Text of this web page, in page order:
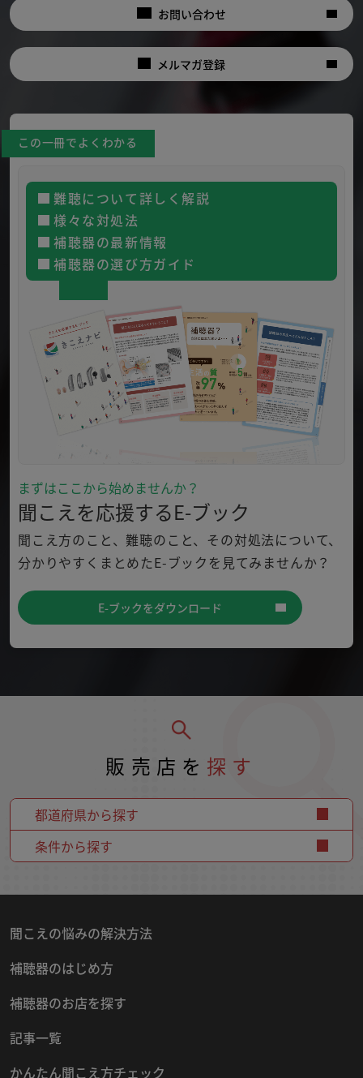
お問い合わせ
メルマガ登録
この一冊でよくわかる
まずはここから始めませんか？
聞こえを応援するE-ブック
聞こえ方のこと、難聴のこと、その対処法について、
分かりやすくまとめたE-ブックを見てみませんか？
E-ブックをダウンロード
難聴について詳しく解説
様々な対処法
補聴器の最新情報
補聴器の選び方ガイド
販売店を 探す
都道府県から探す
条件から探す
聞こえの悩みの解決方法
補聴器のはじめ方
補聴器のお店を探す
記事一覧
かんたん聞こえ方チェック